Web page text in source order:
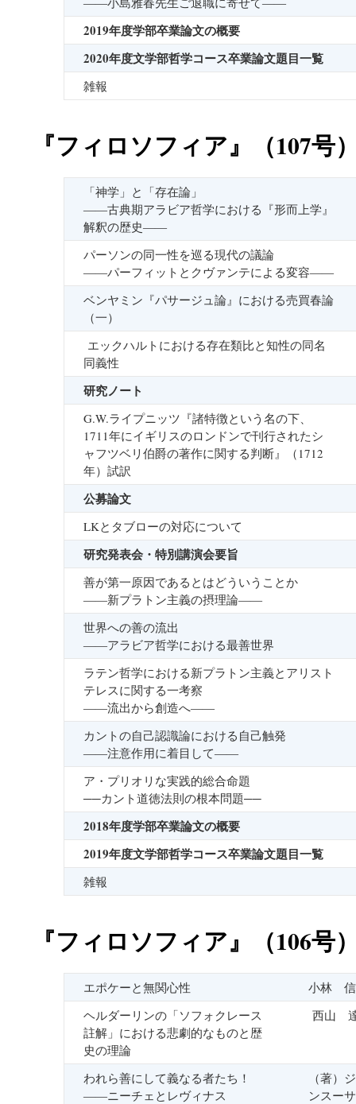
2019年度学部卒業論文の概要
2020年度文学部哲学コース卒業論文題目一覧
雑報
『フィロソフィア』（107号
「神学」と「存在論」
――古典期アラビア哲学における『形而上学』
解釈の歴史――
パーソンの同一性を巡る現代の議論
――パーフィットとクヴァンテによる変容――
ベンヤミン『パサージュ論』における売買春論
（一）
エックハルトにおける存在類比と知性の同名
同義性
研究ノート
G.W.ライプニッツ『諸特徴という名の下、
1711年にイギリスのロンドンで刊行されたシ
ャフツベリ伯爵の著作に関する判断』（1712
年）試訳
公募論文
LKとタブローの対応について
研究発表会・特別講演会要旨
善が第一原因であるとはどういうことか
――新プラトン主義の摂理論――
世界への善の流出
――アラビア哲学における最善世界
ラテン哲学における新プラトン主義とアリスト
テレスに関する一考察
――流出から創造へ――
カントの自己認識論における自己触発
――注意作用に着目して――
ア・プリオリな実践的総合命題
──カント道徳法則の根本問題──
2018年度学部卒業論文の概要
2019年度文学部哲学コース卒業論文題目一覧
雑報
『フィロソフィア』（106号
エポケーと無関心性
小林
ヘルダーリンの「ソフォクレース
註解」における悲劇的なものと歴
史の理論
西山
われら善にして義なる者たち！
――ニーチェとレヴィナス
（著）
ンスー